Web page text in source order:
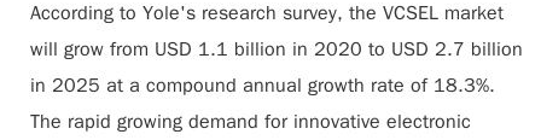
According to Yole's research survey, the VCSEL market
will grow from USD 1.1 billion in 2020 to USD 2.7 billion
in 2025 at a compound annual growth rate of 18.3%.
The rapid growing demand for innovative electronic